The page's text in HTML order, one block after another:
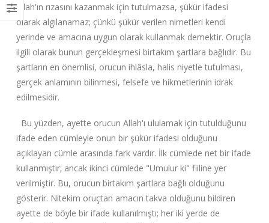
Allah'ın rızasını kazanmak için tutulmazsa, şükür ifadesi
olarak algılanamaz; çünkü şükür verilen nimetleri kendi
yerinde ve amacına uygun olarak kullanmak demektir. Oruçla
ilgili olarak bunun gerçekleşmesi birtakım şartlara bağlıdır. Bu
şartların en önemlisi, orucun ihlâsla, halis niyetle tutulması,
gerçek anlamının bilinmesi, felsefe ve hikmetlerinin idrak
edilmesidir.
Bu yüzden, ayette orucun Allah'ı ululamak için tutulduğunu
ifade eden cümleyle onun bir şükür ifadesi olduğunu
açıklayan cümle arasında fark vardır. İlk cümlede net bir ifade
kullanmıştır; ancak ikinci cümlede "Umulur ki" fiiline yer
verilmiştir. Bu, orucun birtakım şartlara bağlı olduğunu
gösterir. Nitekim oruçtan amacın takva olduğunu bildiren
ayette de böyle bir ifade kullanılmıştı; her iki yerde de